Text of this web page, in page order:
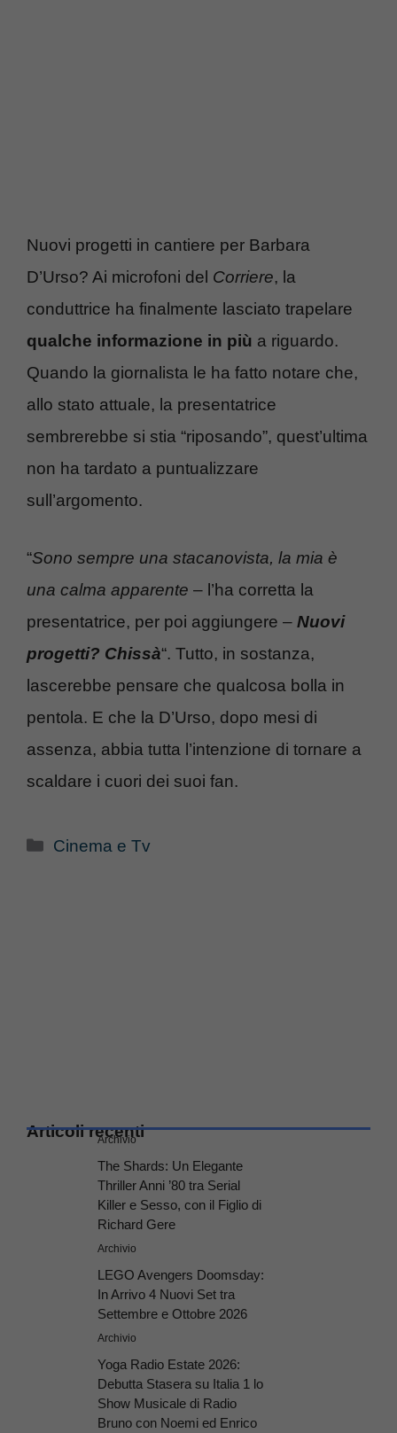
Nuovi progetti in cantiere per Barbara
D’Urso? Ai microfoni del Corriere, la
conduttrice ha finalmente lasciato trapelare
qualche informazione in più a riguardo.
Quando la giornalista le ha fatto notare che,
allo stato attuale, la presentatrice
sembrerebbe si stia “riposando”, quest’ultima
non ha tardato a puntualizzare
sull’argomento.
“Sono sempre una stacanovista, la mia è
una calma apparente – l’ha corretta la
presentatrice, per poi aggiungere – Nuovi
progetti? Chissà“. Tutto, in sostanza,
lascerebbe pensare che qualcosa bolla in
pentola. E che la D’Urso, dopo mesi di
assenza, abbia tutta l’intenzione di tornare a
scaldare i cuori dei suoi fan.
Categorie
Cinema e Tv
Articoli recenti
Archivio
The Shards: Un Elegante
Thriller Anni ’80 tra Serial
Killer e Sesso, con il Figlio di
Richard Gere
Archivio
LEGO Avengers Doomsday:
In Arrivo 4 Nuovi Set tra
Settembre e Ottobre 2026
Archivio
Yoga Radio Estate 2026:
Debutta Stasera su Italia 1 lo
Show Musicale di Radio
Bruno con Noemi ed Enrico